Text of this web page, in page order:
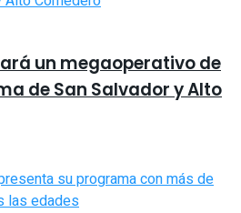
un megaoperativo de
de San Salvador y Alto